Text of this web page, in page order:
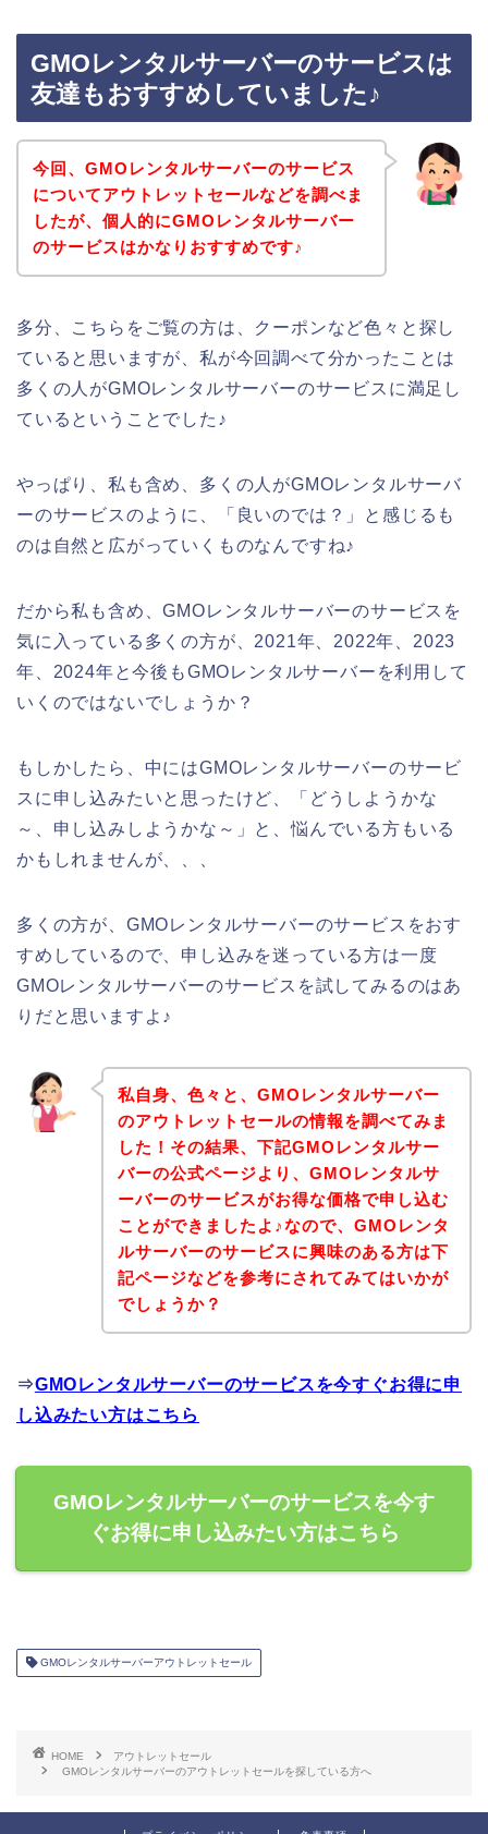
GMOレンタルサーバーのサービスは
友達もおすすめしていました♪
今回、GMOレンタルサーバーのサービス
についてアウトレットセールなどを調べま
したが、個人的にGMOレンタルサーバー
のサービスはかなりおすすめです♪
多分、こちらをご覧の方は、クーポンなど色々と探し
ていると思いますが、私が今回調べて分かったことは
多くの人がGMOレンタルサーバーのサービスに満足し
ているということでした♪
やっぱり、私も含め、多くの人がGMOレンタルサーバ
ーのサービスのように、「良いのでは？」と感じるも
のは自然と広がっていくものなんですね♪
だから私も含め、GMOレンタルサーバーのサービスを
気に入っている多くの方が、2021年、2022年、2023
年、2024年と今後もGMOレンタルサーバーを利用して
いくのではないでしょうか？
もしかしたら、中にはGMOレンタルサーバーのサービ
スに申し込みたいと思ったけど、「どうしようかな
～、申し込みしようかな～」と、悩んでいる方もいる
かもしれませんが、、、
多くの方が、GMOレンタルサーバーのサービスをおす
すめしているので、申し込みを迷っている方は一度
GMOレンタルサーバーのサービスを試してみるのはあ
りだと思いますよ♪
私自身、色々と、GMOレンタルサーバー
のアウトレットセールの情報を調べてみま
した！その結果、下記GMOレンタルサー
バーの公式ページより、GMOレンタルサ
ーバーのサービスがお得な価格で申し込む
ことができましたよ♪なので、GMOレンタ
ルサーバーのサービスに興味のある方は下
記ページなどを参考にされてみてはいかが
でしょうか？
⇒GMOレンタルサーバーのサービスを今すぐお得に申
し込みたい方はこちら
GMOレンタルサーバーのサービスを今す
ぐお得に申し込みたい方はこちら
GMOレンタルサーバーアウトレットセール
HOME
アウトレットセール
GMOレンタルサーバーのアウトレットセールを探している方へ